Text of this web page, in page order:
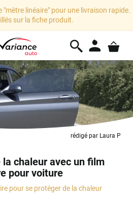
"mètre linéaire" pour une livraison rapide.
sur la fiche produit.
rédigé par Laura P
la chaleur avec un film
pour voiture
pour se protéger de la chaleur